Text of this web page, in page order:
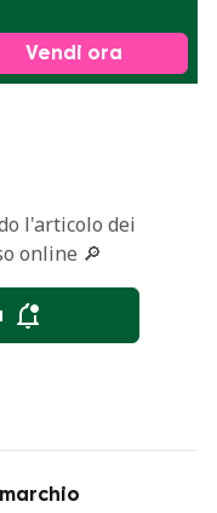
Vendi ora
l'articolo dei
online 🔎